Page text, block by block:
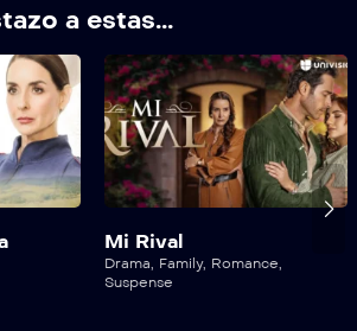
cerca de ti, nace el amor Capítulo 26
cerca de ti, nace el amor Capítulo 27
cerca de ti, nace el amor Capítulo 28
a estas...
Mi Rival
Drama, Family, Romance,
Suspense